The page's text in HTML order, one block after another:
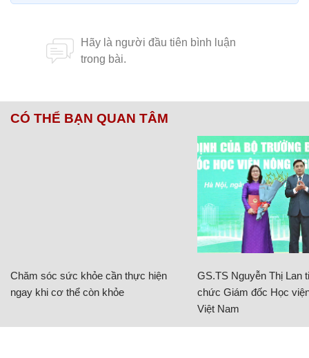
CÓ THỂ BẠN QUAN TÂM
Chăm sóc sức khỏe cần thực hiện
ngay khi cơ thể còn khỏe
GS.TS Nguyễn Thị Lan
chức Giám đốc Học
Việt Nam